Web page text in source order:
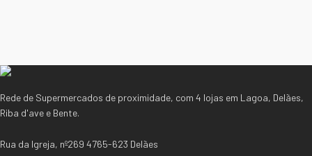
Rede de Supermercados de proximidade, com 4 lojas em Lagoa, Delães,
Riba d'ave e Bente.
Rua da Igreja, nº269 4765-623 Delães